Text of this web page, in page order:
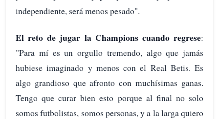
independiente, será menos pesado".
El reto de jugar la Champions cuando regrese:
"Para mí es un orgullo tremendo, algo que jamás
hubiese imaginado y menos con el Real Betis. Es
algo grandioso que afronto con muchísimas ganas.
Tengo que curar bien esto porque al final no solo
somos futbolistas, somos personas, y a la larga quiero